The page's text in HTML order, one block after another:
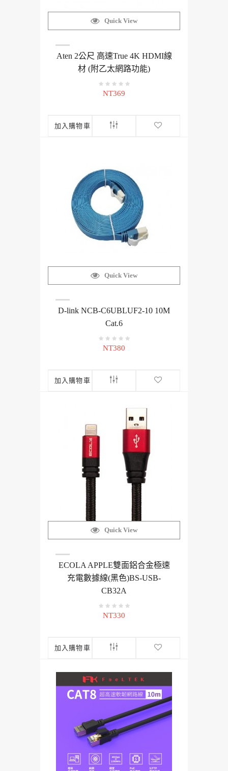
Quick View
Aten 2公尺 高速True 4K HDMI線
材 (附乙太網路功能)
NT369
加入購物車
Quick View
D-link NCB-C6UBLUF2-10 10M
Cat.6
NT380
加入購物車
Quick View
ECOLA APPLE雙面鋁合金極速
充電數據線(黑色)BS-USB-
CB32A
NT330
加入購物車